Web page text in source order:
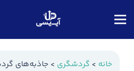
خانه > گردشگری > جاذبه‌های